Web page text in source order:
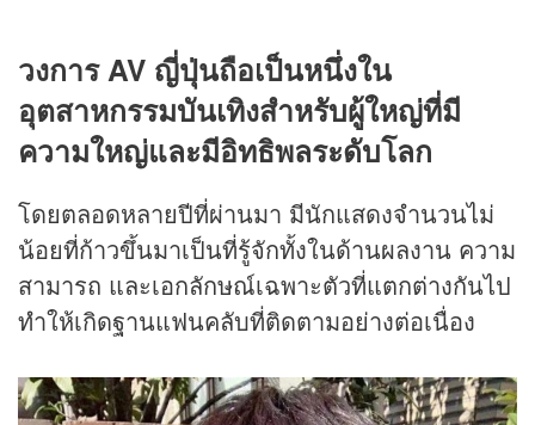
วงการ AV ญี่ปุ่นถือเป็นหนึ่งใน
อุตสาหกรรมบันเทิงสำหรับผู้ใหญ่ที่มี
ความใหญ่และมีอิทธิพลระดับโลก
โดยตลอดหลายปีที่ผ่านมา มีนักแสดงจำนวนไม่
น้อยที่ก้าวขึ้นมาเป็นที่รู้จักทั้งในด้านผลงาน ความ
สามารถ และเอกลักษณ์เฉพาะตัวที่แตกต่างกันไป
ทำให้เกิดฐานแฟนคลับที่ติดตามอย่างต่อเนื่อง